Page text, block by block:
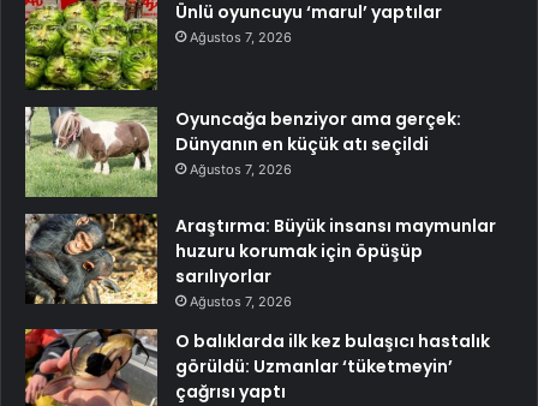
Ünlü oyuncuyu ‘marul’ yaptılar
Ağustos 7, 2026
Oyuncağa benziyor ama gerçek:
Dünyanın en küçük atı seçildi
Ağustos 7, 2026
Araştırma: Büyük insansı maymunlar
huzuru korumak için öpüşüp
sarılıyorlar
Ağustos 7, 2026
O balıklarda ilk kez bulaşıcı hastalık
görüldü: Uzmanlar ‘tüketmeyin’
çağrısı yaptı